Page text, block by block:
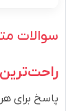
سوالات
پاسخ برای